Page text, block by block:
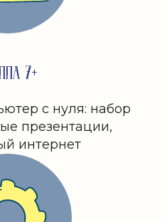
7+
с нуля: набор
презентации,
интернет